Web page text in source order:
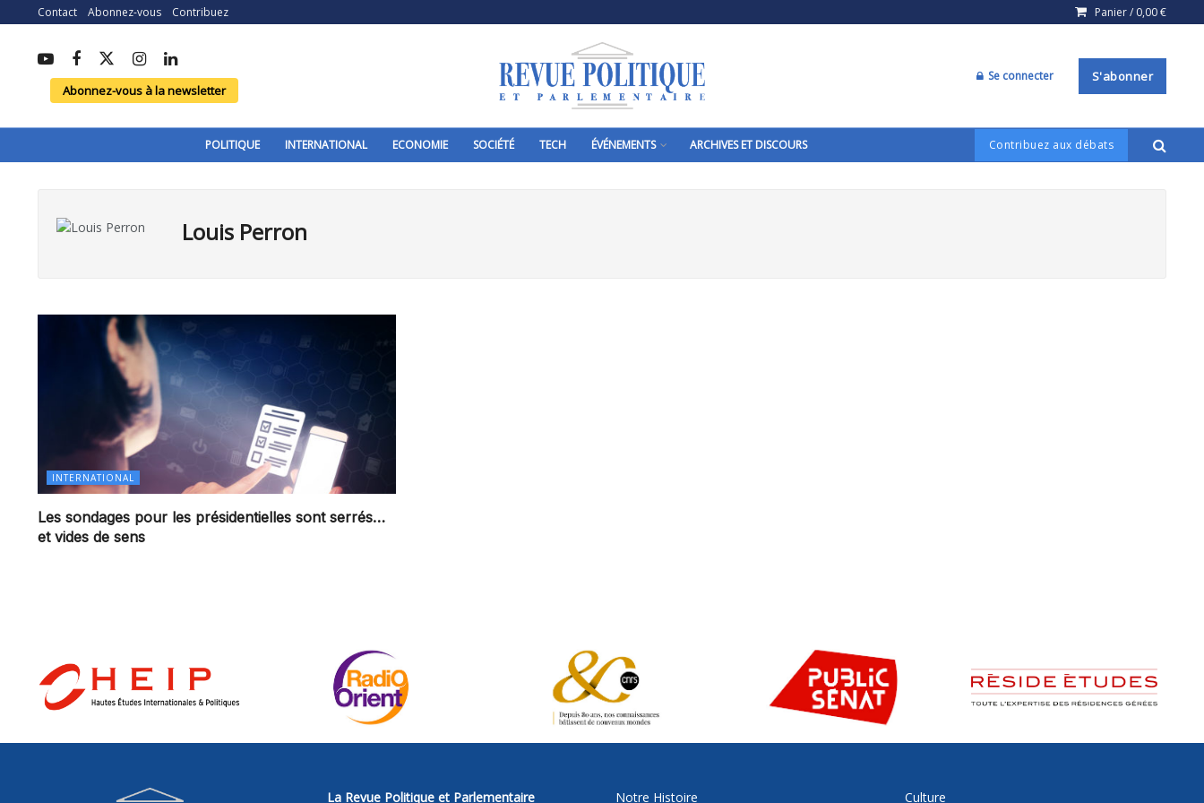
Contact Abonnez-vous Contribuez Panier / 0,00€
Abonnez-vous à la newsletter
Se connecter S'abonner
POLITIQUE INTERNATIONAL ECONOMIE SOCIÉTÉ TECH ÉVÉNEMENTS ARCHIVES ET DISCOURS Contribuez aux débats
Louis Perron
INTERNATIONAL
Les sondages pour les présidentielles sont serrés…
et vides de sens
La Revue Politique et Parlementaire Notre Histoire Culture